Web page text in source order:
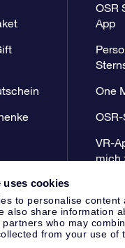
uses cookies
to personalise
also share information
who may
from your use of
OSR
App
One
VR-
mich